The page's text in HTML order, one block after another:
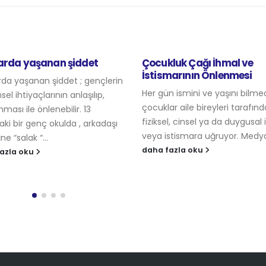
Çağı İhmal ve
Önlenmesi
ismini ve yaşını bilmediğimiz
aile bireyleri tarafından
cinsel ya da duygusal ihmal
uğruyor. Medya...
fazla oku
Çocuklara Cinsel Eğitimin
Önemi
Cinsellik biyolojik ve sosyal
inşa edilen, kültürel ve dini
yansıtan bir olgudur.
çocukların cinsel eğitimi,
daha fazla oku